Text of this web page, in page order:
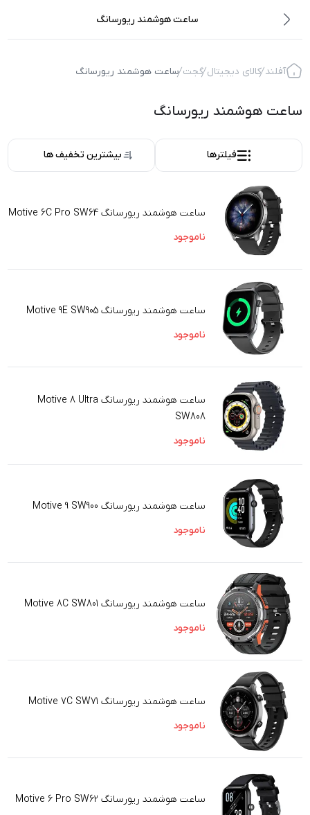
ساعت هوشمند ریورسانگ
آفلند کالای دیجیتال گجت ساعت هوشمند ریورسانگ
ساعت هوشمند ریورسانگ
فیلترها بیشترین تخفیف ها
ساعت هوشمند ریورسانگ Motive 6C Pro SW64
ناموجود
ساعت هوشمند ریورسانگ Motive 9E SW905
ناموجود
ساعت هوشمند ریورسانگ Motive 8 Ultra
SW808
ناموجود
ساعت هوشمند ریورسانگ Motive 9 SW900
ناموجود
ساعت هوشمند ریورسانگ Motive 8C SW801
ناموجود
ساعت هوشمند ریورسانگ Motive 7C SW71
ناموجود
ساعت هوشمند ریورسانگ Motive 6 Pro SW62